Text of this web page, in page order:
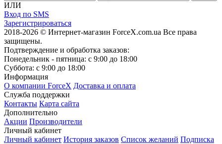
ИЛИ
Вход по SMS
Зарегистрироваться
2018-2026 © Интернет-магазин ForceX.com.ua Все права
защищены.
Подтверждение и обработка заказов:
Понедельник - пятница: с 9:00 до 18:00
Суббота: с 9:00 до 18:00
Информация
О компании ForceX Доставка и оплата
Служба поддержки
Контакты Карта сайта
Дополнительно
Акции Производители
Личный кабинет
Личный кабинет История заказов Список желаний Подписка